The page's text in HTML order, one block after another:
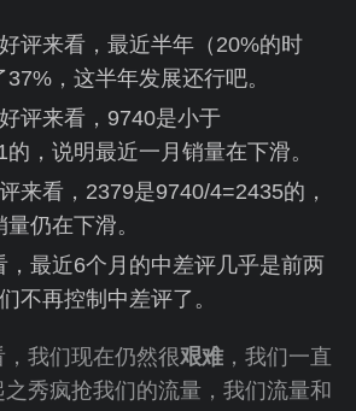
评来看，最近半年（20%的时
，这半年发展还行吧。
评来看，9740是小于
，说明最近一月销量在下滑。
来看，2379是9740/4=2435的，
仍在下滑。
，最近6个月的中差评几乎是前两
不再控制中差评了。
我们现在仍然很艰难 ，我们一直
秀疯抢我们的流量，我们流量和